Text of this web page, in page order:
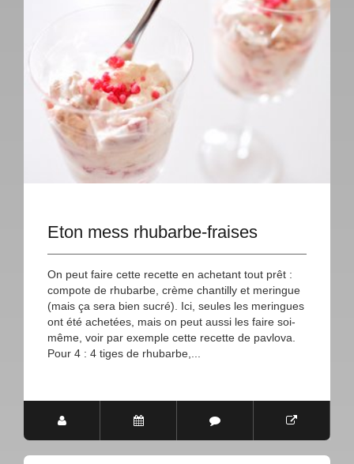
Eton mess rhubarbe-fraises
On peut faire cette recette en achetant tout prêt :
compote de rhubarbe, crème chantilly et meringue
(mais ça sera bien sucré). Ici, seules les meringues
ont été achetées, mais on peut aussi les faire soi-
même, voir par exemple cette recette de pavlova.
Pour 4 : 4 tiges de rhubarbe,...